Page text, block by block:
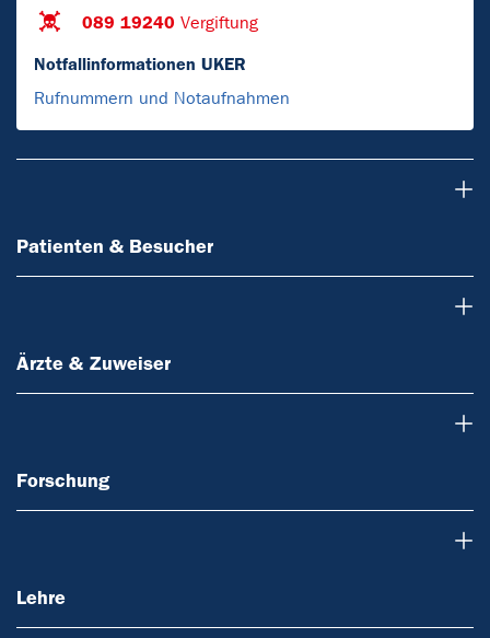
089 19240 Vergiftung
Notfallinformationen UKER
Rufnummern und Notaufnahmen
Patienten & Besucher
Ärzte & Zuweiser
Forschung
Lehre